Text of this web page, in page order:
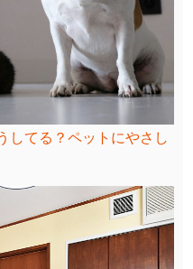
してる？ペットにやさし